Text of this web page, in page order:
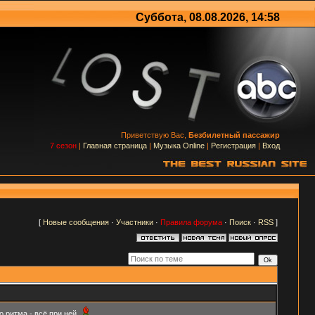
Суббота, 08.08.2026, 14:58
Приветствую Вас, Безбилетный пассажир
7 сезон | Главная страница | Музыка Online | Регистрация | Вход
[ Новые сообщения· Участники· Правила форума· Поиск· RSS]